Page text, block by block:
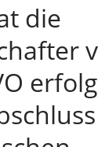
die